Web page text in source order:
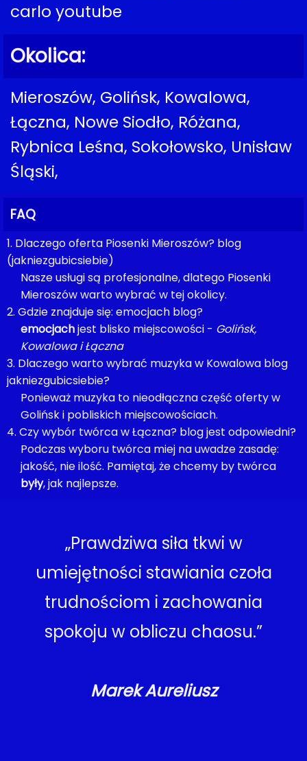
carlo youtube
Okolica:
Mieroszów, Golińsk, Kowalowa,
Łączna, Nowe Siodło, Różana,
Rybnica Leśna, Sokołowsko, Unisław
Śląski,
FAQ
1. Dlaczego oferta Piosenki Mieroszów? blog
(jakniezgubicsiebie)
Nasze usługi są profesjonalne, dlatego Piosenki
Mieroszów warto wybrać w tej okolicy.
2. Gdzie znajduje się: emocjach blog?
emocjachjest blisko miejscowości - Golińsk,
Kowalowa i Łączna
3. Dlaczego warto wybrać muzyka w Kowalowa blog
jakniezgubicsiebie?
Ponieważ muzyka to nieodłączna część oferty w
Golińsk i pobliskich miejscowościach.
4. Czy wybór twórca w Łączna? blog jest odpowiedni?
Podczas wyboru twórca miej na uwadze zasadę:
jakość, nie ilość. Pamiętaj, że chcemy by twórca
były, jak najlepsze.
„Prawdziwa siła tkwi w
umiejętności stawiania czoła
trudnościom i zachowania
spokoju w obliczu chaosu.”
Marek Aureliusz